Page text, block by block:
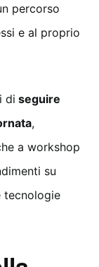
percorso
e al proprio
di seguire
,
a workshop
su
tecnologie